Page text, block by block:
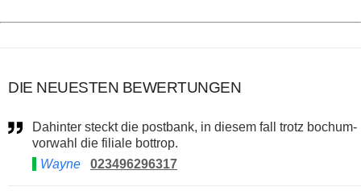
DIE NEUESTEN BEWERTUNGEN
Dahinter steckt die postbank, in diesem fall trotz bochum-
vorwahl die filiale bottrop.
Wayne
023496296317